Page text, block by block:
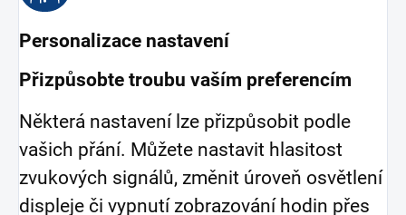
Personalizace nastavení
Přizpůsobte troubu vaším preferencím
Některá nastavení lze přizpůsobit podle
vašich přání. Můžete nastavit hlasitost
zvukových signálů, změnit úroveň osvětlení
displeje či vypnutí zobrazování hodin přes